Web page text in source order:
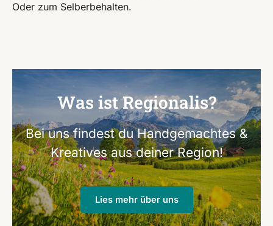
Oder zum Selberbehalten.
Was ist Regionalis?
Bei uns findest du Handgemachtes &
Kreatives aus deiner Region!
Lies mehr über uns